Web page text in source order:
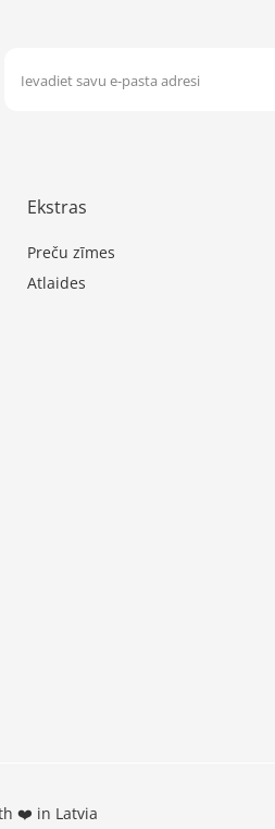
Ekstras
Preču zīmes
Atlaides
❤️ in Latvia